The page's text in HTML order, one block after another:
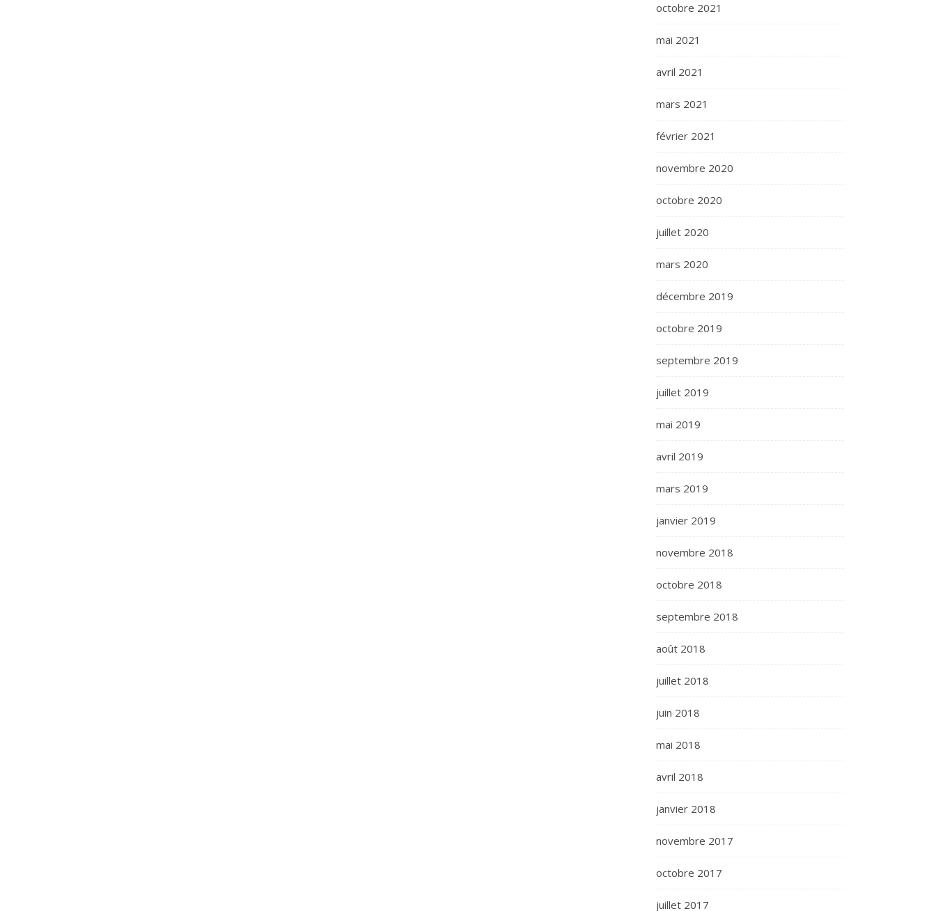
octobre 2021
mai 2021
avril 2021
mars 2021
février 2021
novembre 2020
octobre 2020
juillet 2020
mars 2020
décembre 2019
octobre 2019
septembre 2019
juillet 2019
mai 2019
avril 2019
mars 2019
janvier 2019
novembre 2018
octobre 2018
septembre 2018
août 2018
juillet 2018
juin 2018
mai 2018
avril 2018
janvier 2018
novembre 2017
octobre 2017
juillet 2017